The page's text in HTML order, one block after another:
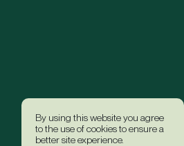
By using this website you agree
to the use of cookies to ensure a
better site experience.